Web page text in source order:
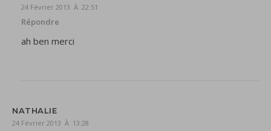
24 Février 2013 À 22:51
Répondre
ah ben merci
NATHALIE
24 Février 2013 À 13:28